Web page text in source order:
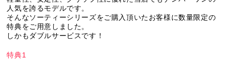
人気を誇るモデルです。
そんなソーティーシリーズをご購入頂いたお客様に数量限定の
特典をご用意しました。
しかもダブルサービスです！
特典1